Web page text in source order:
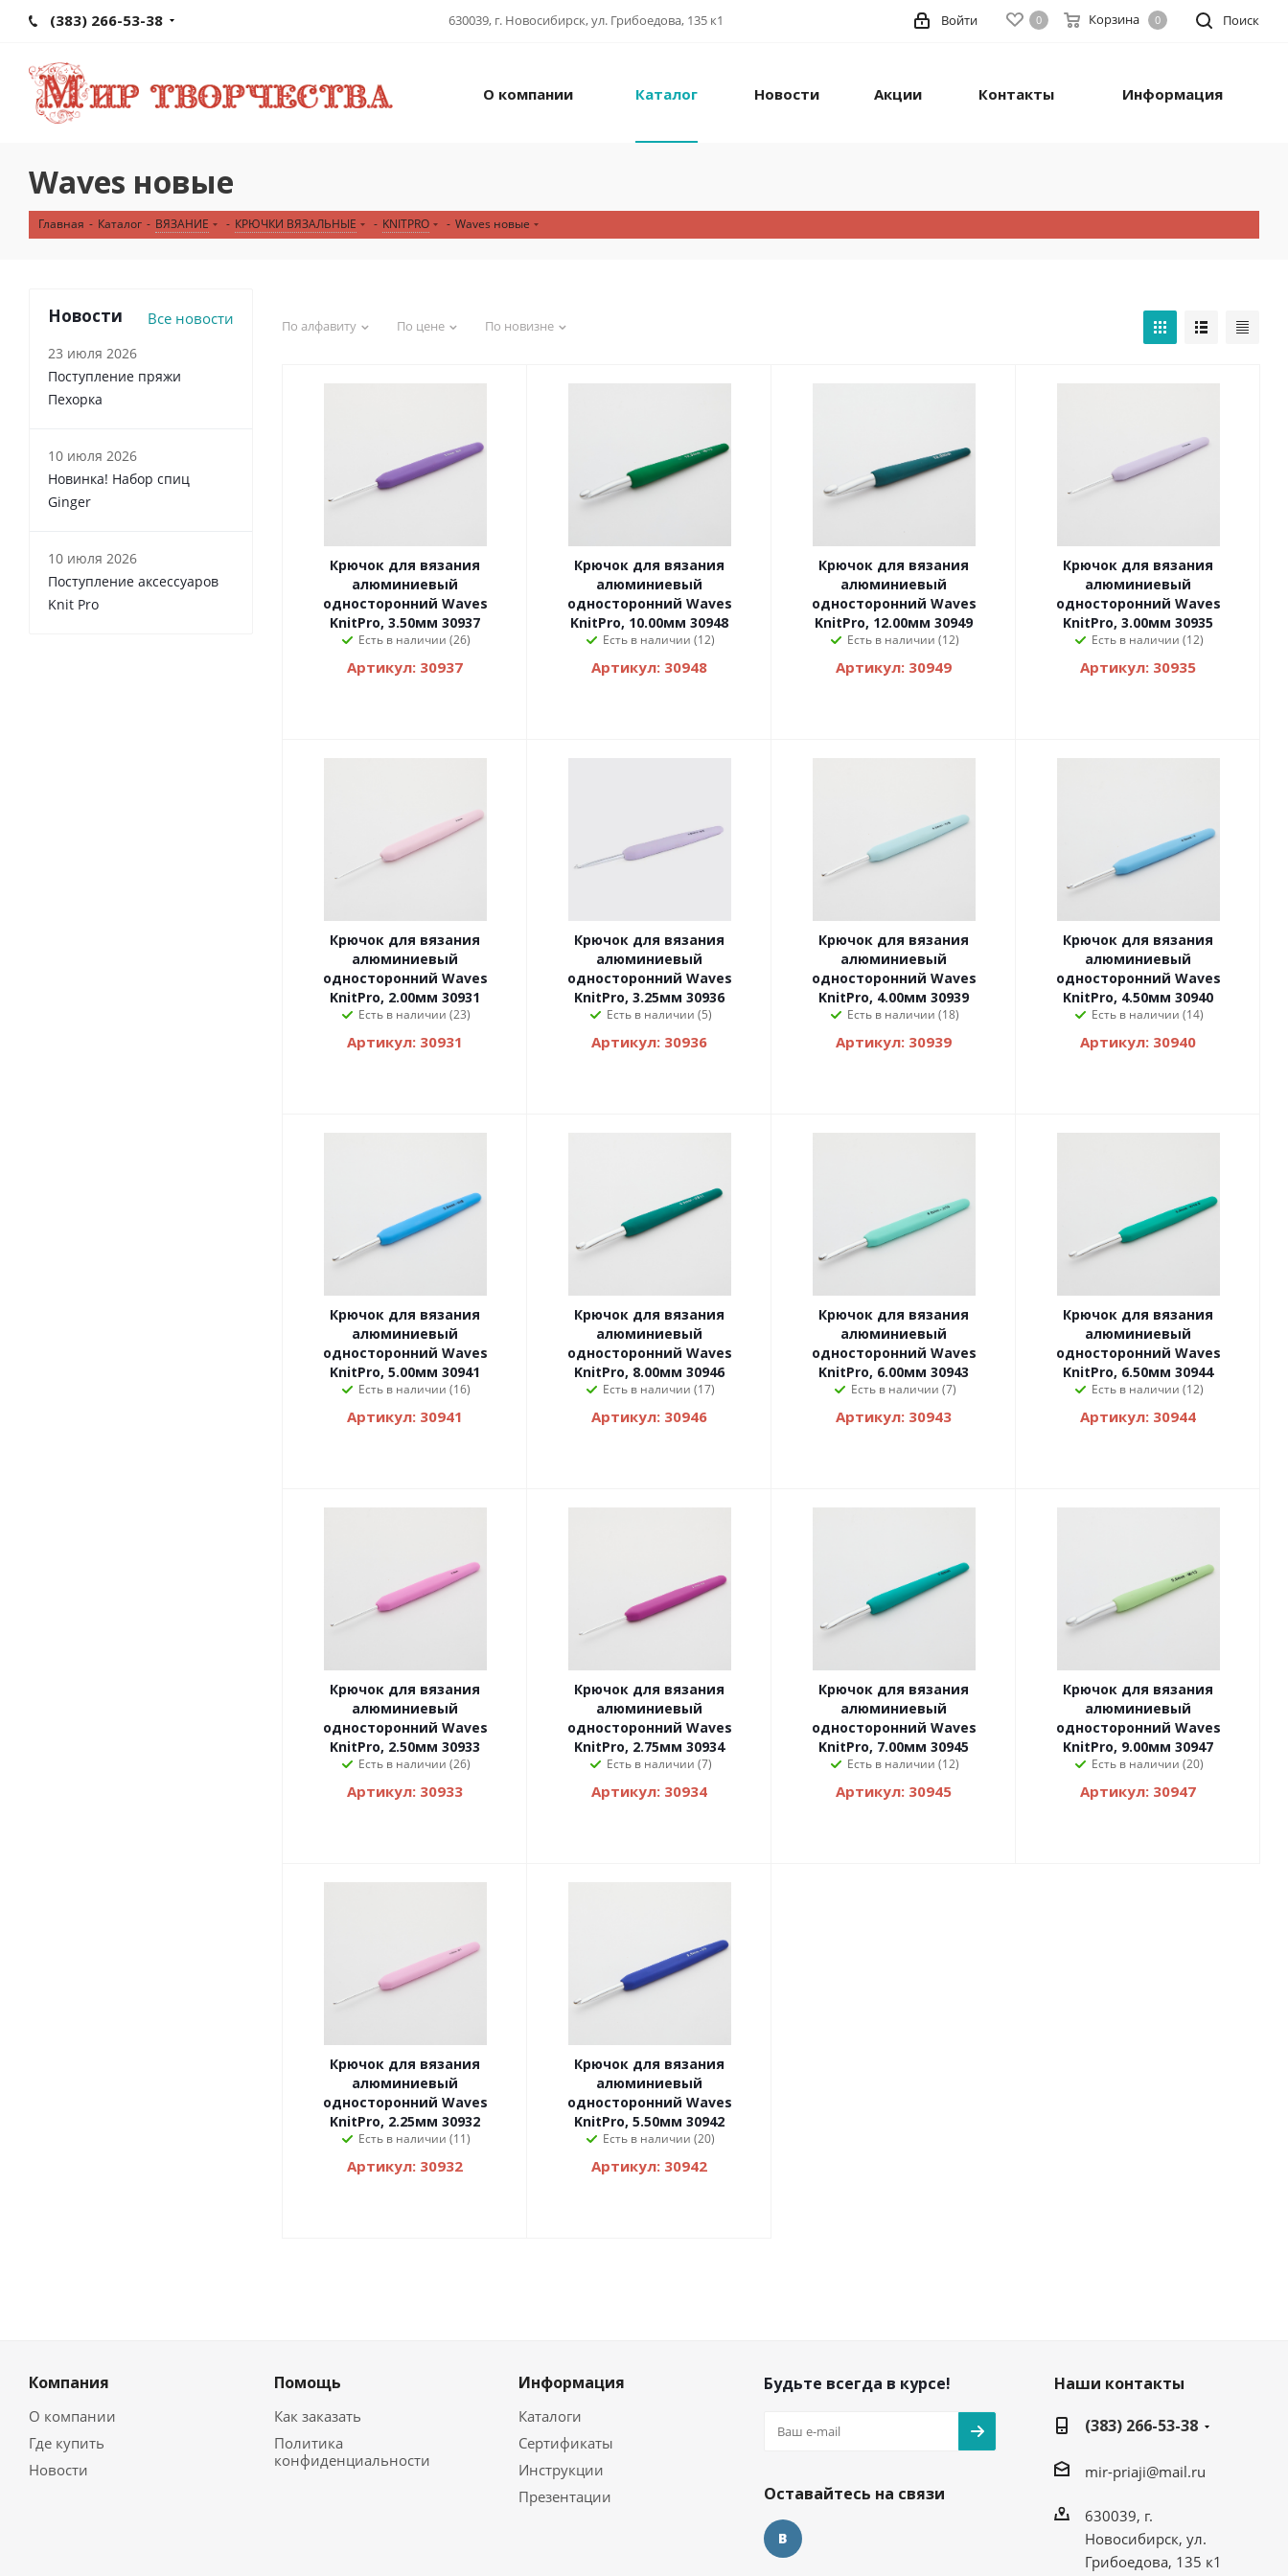
(383) 266-53-38 630039, г. Новосибирск, ул. Грибоедова, 135 к1 Поиск
0 Корзина 0
Войти
О компании Каталог Новости Акции Контакты Информация
Waves новые
Главная - Каталог - ВЯЗАНИЕ - КРЮЧКИ ВЯЗАЛЬНЫЕ - KNITPRO - Waves новые
По алфавиту По цене По новизне
Крючок для вязания
алюминиевый
односторонний Waves
KnitPro, 3.50мм 30937
Есть в наличии (26)
Артикул: 30937
Крючок для вязания
алюминиевый
односторонний Waves
KnitPro, 10.00мм 30948
Есть в наличии (12)
Артикул: 30948
Крючок для вязания
алюминиевый
односторонний Waves
KnitPro, 12.00мм 30949
Есть в наличии (12)
Артикул: 30949
Крючок для вязания
алюминиевый
односторонний Waves
KnitPro, 3.00мм 30935
Есть в наличии (12)
Артикул: 30935
Крючок для вязания
алюминиевый
односторонний Waves
KnitPro, 2.00мм 30931
Есть в наличии (23)
Артикул: 30931
Крючок для вязания
алюминиевый
односторонний Waves
KnitPro, 3.25мм 30936
Есть в наличии (5)
Артикул: 30936
Крючок для вязания
алюминиевый
односторонний Waves
KnitPro, 4.00мм 30939
Есть в наличии (18)
Артикул: 30939
Крючок для вязания
алюминиевый
односторонний Waves
KnitPro, 4.50мм 30940
Есть в наличии (14)
Артикул: 30940
Крючок для вязания
алюминиевый
односторонний Waves
KnitPro, 5.00мм 30941
Есть в наличии (16)
Артикул: 30941
Крючок для вязания
алюминиевый
односторонний Waves
KnitPro, 8.00мм 30946
Есть в наличии (17)
Артикул: 30946
Крючок для вязания
алюминиевый
односторонний Waves
KnitPro, 6.00мм 30943
Есть в наличии (7)
Артикул: 30943
Крючок для вязания
алюминиевый
односторонний Waves
KnitPro, 6.50мм 30944
Есть в наличии (12)
Артикул: 30944
Крючок для вязания
алюминиевый
односторонний Waves
KnitPro, 2.50мм 30933
Есть в наличии (26)
Артикул: 30933
Крючок для вязания
алюминиевый
односторонний Waves
KnitPro, 2.75мм 30934
Есть в наличии (7)
Артикул: 30934
Крючок для вязания
алюминиевый
односторонний Waves
KnitPro, 7.00мм 30945
Есть в наличии (12)
Артикул: 30945
Крючок для вязания
алюминиевый
односторонний Waves
KnitPro, 9.00мм 30947
Есть в наличии (20)
Артикул: 30947
Крючок для вязания
алюминиевый
односторонний Waves
KnitPro, 2.25мм 30932
Есть в наличии (11)
Артикул: 30932
Крючок для вязания
алюминиевый
односторонний Waves
KnitPro, 5.50мм 30942
Есть в наличии (20)
Артикул: 30942
Новости Все новости
23 июля 2026
Поступление пряжи
Пехорка
10 июля 2026
Новинка! Набор спиц
Ginger
10 июля 2026
Поступление аксессуаров
Knit Pro
Компания
О компании
Где купить
Новости
Помощь
Как заказать
Политика
конфиденциальности
Информация
Каталоги
Сертификаты
Инструкции
Презентации
Будьте всегда в курсе!
Оставайтесь на связи
Наши контакты
(383) 266-53-38
mir-priaji@mail.ru
630039, г.
Новосибирск, ул.
Грибоедова, 135 к1